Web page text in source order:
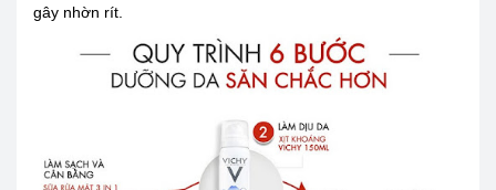
gây nhờn rít.